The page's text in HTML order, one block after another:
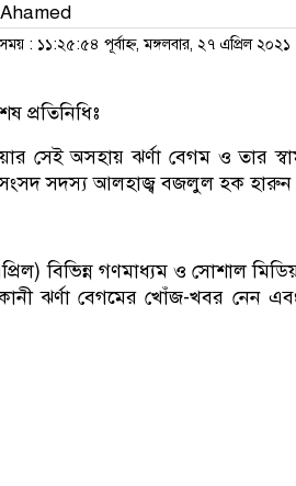
: ১১:২৫:৫৪ পূর্বাহ্ন, মঙ্গলবার, ২৭ এপ্রিল ২০২১
প্রতিনিধিঃ
সেই অসহায় ঝর্ণা বেগম ও তার
সদস্য আলহাজ্ব বজলুল হক
বিভিন্ন গণমাধ্যম ও সোশাল
ঝর্ণা বেগমের খোঁজ-খবর নেন